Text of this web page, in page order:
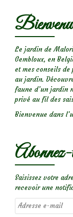
Le jardin de
Gembloux, en
et mes conseils de
au jardin.
faune d’un jardin
privé au fil des
Bienvenue dans
Abonnez-
Saisissez votre
recevoir une
Adresse
e-